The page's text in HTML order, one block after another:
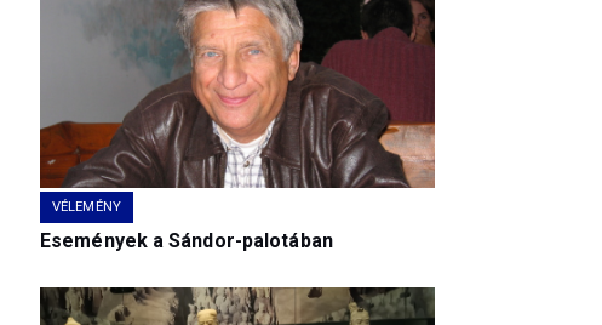
VÉLEMÉNY
Események a Sándor-palotában